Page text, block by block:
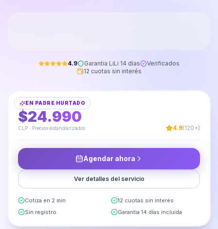
4.9 Garantia LiLi 14 días
Verificados
12 cuotas sin interés
EN PADRE HURTADO
DESDE
$24.990
CLP · Precios estandarizados 4.9(120+)
Agendar ahora
Ver detalles del servicio
Cotiza en 2 min
12 cuotas sin interés
Sin registro
Garantia 14 días incluida